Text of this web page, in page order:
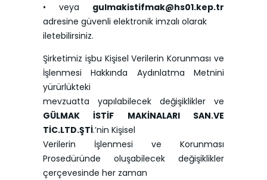
• veya gulmakistifmak@hs01.kep.tr
adresine güvenli elektronik imzalı olarak
iletebilirsiniz.
Şirketimiz işbu Kişisel Verilerin Korunması ve
İşlenmesi Hakkında Aydınlatma Metnini
yürürlükteki
mevzuatta yapılabilecek değişiklikler ve
GÜLMAK İSTİF MAKİNALARI SAN.VE
TİC.LTD.ŞTİ.’nin Kişisel
Verilerin İşlenmesi ve Korunması
Prosedüründe oluşabilecek değişiklikler
çerçevesinde her zaman